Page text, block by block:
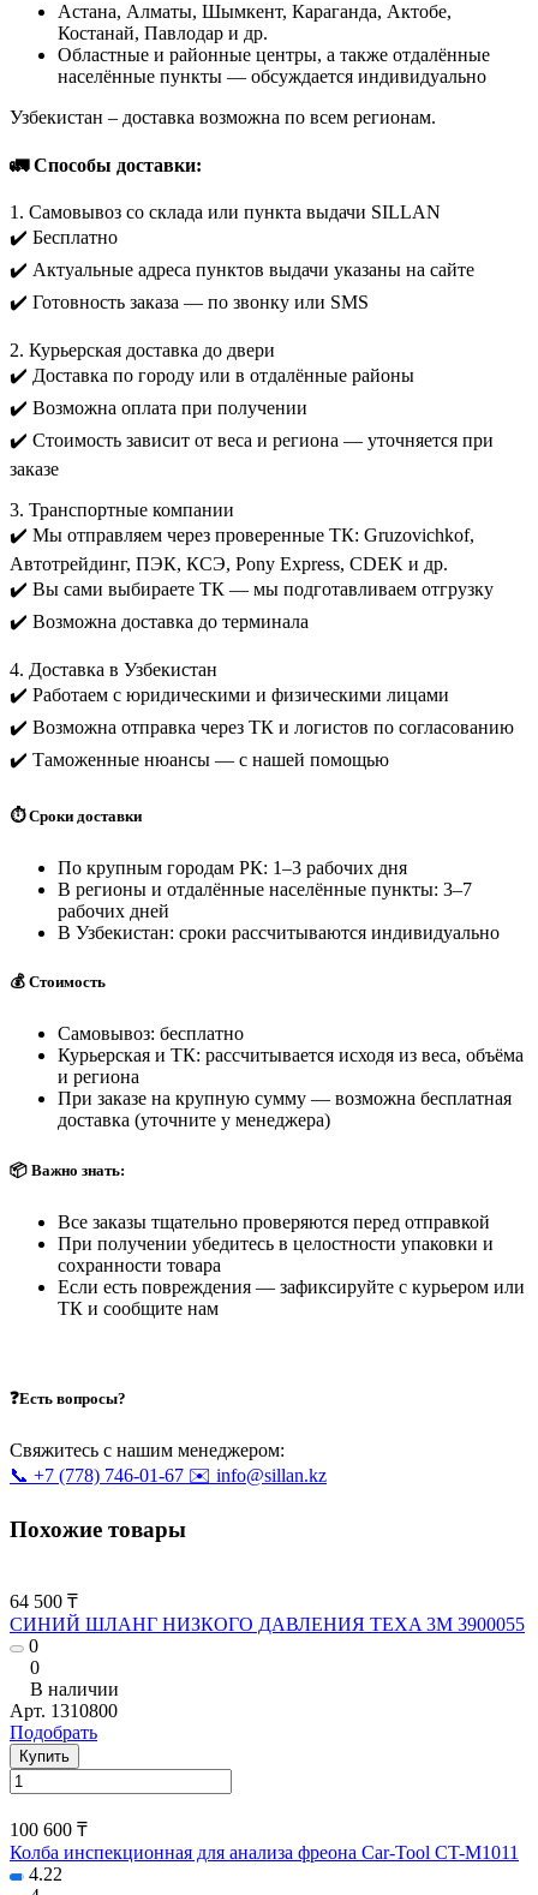
Астана, Алматы, Шымкент, Караганда, Актобе,
Костанай, Павлодар и др.
Областные и районные центры, а также отдалённые
населённые пункты — обсуждается индивидуально
Узбекистан – доставка возможна по всем регионам.
🚛 Способы доставки:
1. Самовывоз со склада или пункта выдачи SILLAN
✔️ Бесплатно
✔️ Актуальные адреса пунктов выдачи указаны на сайте
✔️ Готовность заказа — по звонку или SMS
2. Курьерская доставка до двери
✔️ Доставка по городу или в отдалённые районы
✔️ Возможна оплата при получении
✔️ Стоимость зависит от веса и региона — уточняется при
заказе
3. Транспортные компании
✔️ Мы отправляем через проверенные ТК: Gruzovichkof,
Автотрейдинг, ПЭК, КСЭ, Pony Express, CDEK и др.
✔️ Вы сами выбираете ТК — мы подготавливаем отгрузку
✔️ Возможна доставка до терминала
4. Доставка в Узбекистан
✔️ Работаем с юридическими и физическими лицами
✔️ Возможна отправка через ТК и логистов по согласованию
✔️ Таможенные нюансы — с нашей помощью
⏱️ Сроки доставки
По крупным городам РК: 1–3 рабочих дня
В регионы и отдалённые населённые пункты: 3–7
рабочих дней
В Узбекистан: сроки рассчитываются индивидуально
💰 Стоимость
Самовывоз: бесплатно
Курьерская и ТК: рассчитывается исходя из веса, объёма
и региона
При заказе на крупную сумму — возможна бесплатная
доставка (уточните у менеджера)
📦 Важно знать:
Все заказы тщательно проверяются перед отправкой
При получении убедитесь в целостности упаковки и
сохранности товара
Если есть повреждения — зафиксируйте с курьером или
ТК и сообщите нам
❓Есть вопросы?
Свяжитесь с нашим менеджером:
📞 +7 (778) 746-01-67 ✉️ info@sillan.kz
Похожие товары
64 500 ₸
СИНИЙ ШЛАНГ НИЗКОГО ДАВЛЕНИЯ TEXA 3М 3900055
0
0
В наличии
Арт. 1310800
Подобрать
Купить
100 600 ₸
Колба инспекционная для анализа фреона Car-Tool CT-M1011
4.22